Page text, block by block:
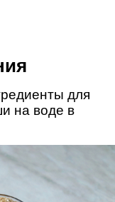
для
на воде в